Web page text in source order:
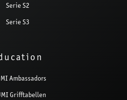
Serie S2
Serie S3
Ambassadors
Grifftabellen